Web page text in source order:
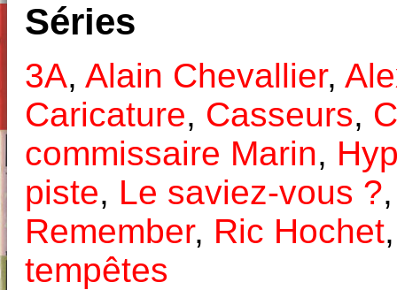
Séries
3A, Alain Chevallier,
Caricature, Casseurs,
commissaire Marin,
piste, Le saviez-vous ?
Remember, Ric Hochet
tempêtes